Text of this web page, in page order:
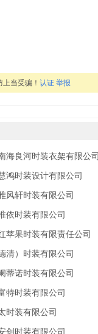
当受骗！ 认证 举报
海良河时装衣架有限公司
鸿时装设计有限公司
风轩时装有限公司
依时装有限公司
苹果时装有限责任公司
清）时装有限公司
蒂诺时装有限公司
特时装有限公司
时装有限公司
创时装有限公司